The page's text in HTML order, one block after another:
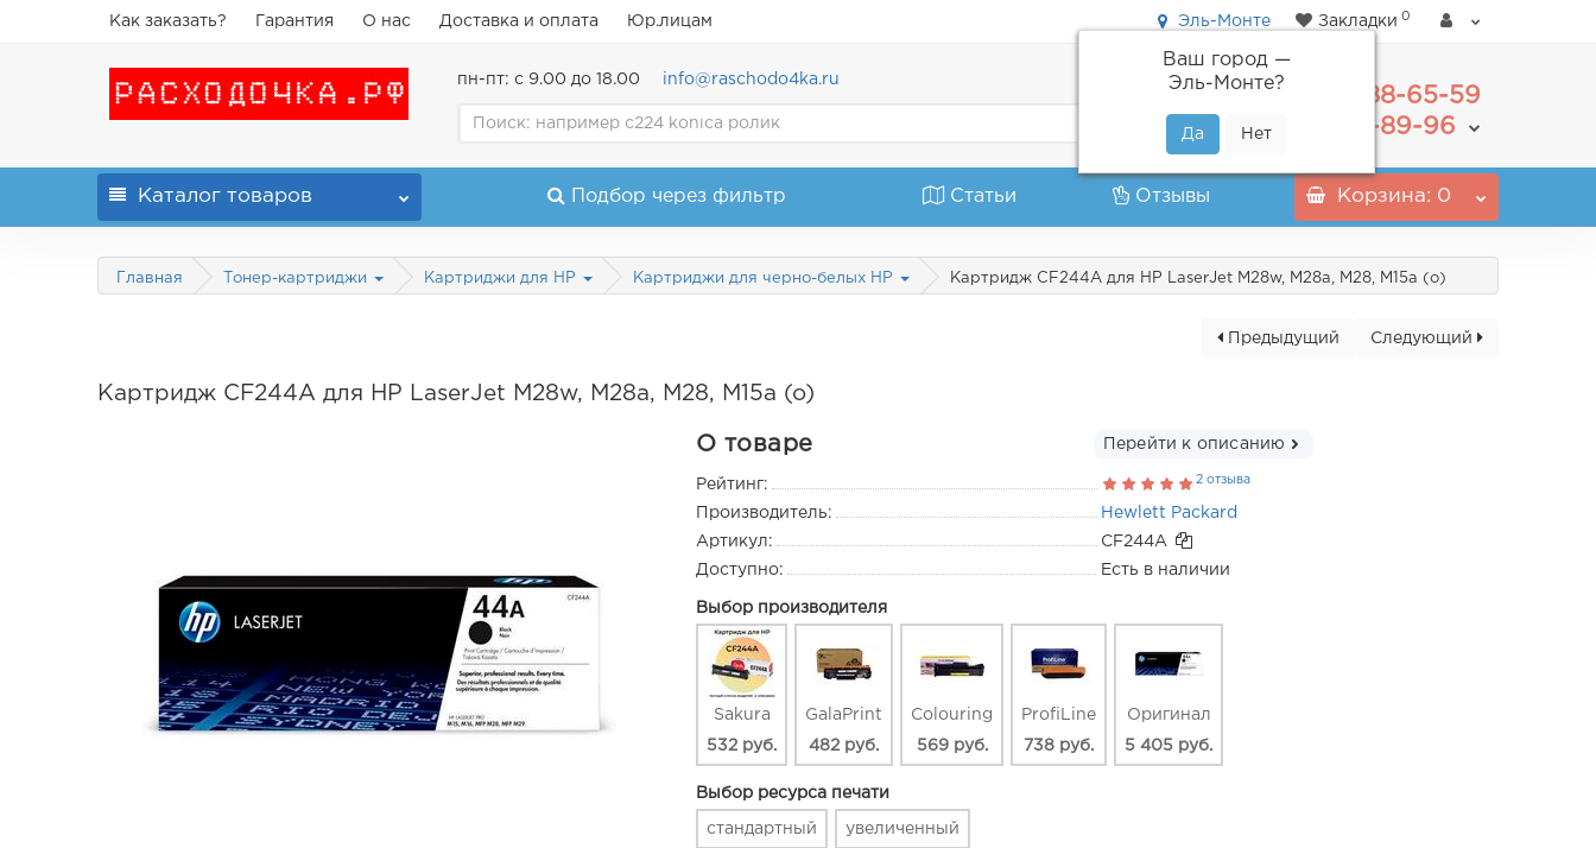
Как заказать? Гарантия О нас Доставка и оплата Юр.лицам Эль-Монте
Ваш город —
Эль-Монте?
Закладки 0
пн-пт: с 9.00 до 18.00 info@raschodo4ka.ru
488-65-59
+7(800) 555-89-96
Каталог товаров Подбор через фильтр Статьи Отзывы Корзина: 0
Главная Тонер-картриджи Картриджи для HP Картриджи для черно-белых HP Картридж CF244A для HP LaserJet M28w, M28a, M28, M15a (o)
Следующий
Предыдущий
Картридж CF244A для HP LaserJet M28w, M28a, M28, M15a (o)
О товаре Перейти к описанию
Рейтинг: 2 отзыва
Производитель:
Hewlett Packard
Артикул:
CF244A
Доступно:
Есть в наличии
Выбор производителя
Sakura
532 руб.
GalaPrint
482 руб.
Colouring
569 руб.
ProfiLine
738 руб.
Оригинал
5 405 руб.
Выбор ресурса печати
стандартный увеличенный